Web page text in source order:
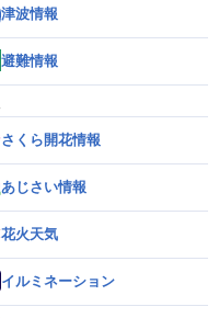
津波情報
避難情報
さくら開花情報
あじさい情報
花火天気
イルミネーション